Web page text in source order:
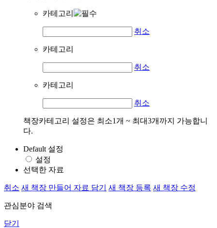
카테고리
취소
카테고리
취소
카테고리
취소
책장카테고리 설정은 최소1개 ~ 최대3개까지 가능합니
다.
Default 설정
설정
선택한 자료
취소 새 책장 만들어 자료 담기 새 책장 등록 새 책장 수정
관심분야 검색
닫기